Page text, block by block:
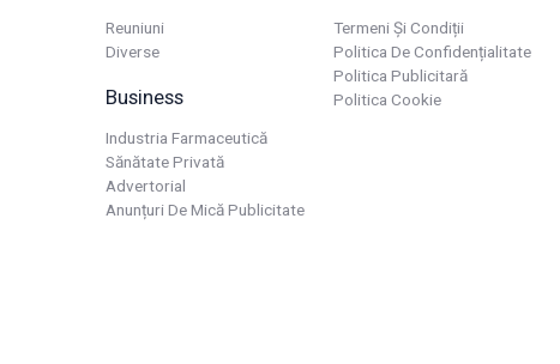
Reuniuni
Diverse
Business
Industria Farmaceutică
Sănătate Privată
Advertorial
Anunțuri De Mică Publicitate
Termeni Și Condiții
Politica De Confidențialitate
Politica Publicitară
Politica Cookie